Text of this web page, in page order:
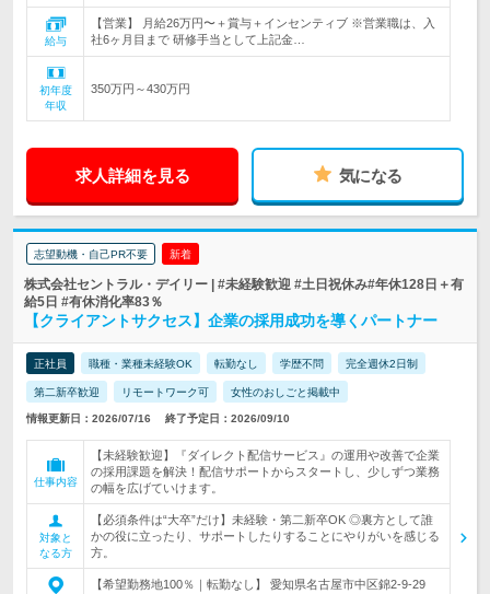
給与
【営業】 月給26万円〜＋賞与＋インセンティブ ※営業職は、入
社6ヶ月目まで 研修手当として上記金…
初年度
年収
350万円～430万円
求人詳細を見る 気になる
志望動機・自己PR不要 新着
株式会社セントラル・デイリー | #未経験歓迎 #土日祝休み#年休128日＋有
給5日 #有休消化率83％
【クライアントサクセス】企業の採用成功を導くパートナー
正社員 職種・業種未経験OK 転勤なし 学歴不問 完全週休2日制
第二新卒歓迎 リモートワーク可 女性のおしごと掲載中
情報更新日：2026/07/16 終了予定日：2026/09/10
仕事内容
【未経験歓迎】『ダイレクト配信サービス』の運用や改善で企業
の採用課題を解決！配信サポートからスタートし、少しずつ業務
の幅を広げていけます。
対象と
なる方
【必須条件は“大卒”だけ】未経験・第二新卒OK ◎裏方として誰
かの役に立ったり、サポートしたりすることにやりがいを感じる
方。
【希望勤務地100％｜転勤なし】 愛知県名古屋市中区錦2-9-29